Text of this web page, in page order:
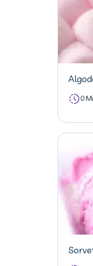
0